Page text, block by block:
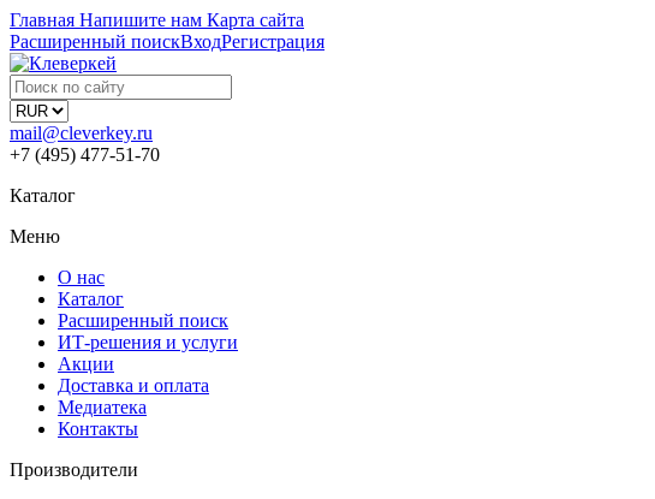
Главная Напишите нам Карта сайта
Расширенный поискВходРегистрация
mail@cleverkey.ru
+7 (495) 477-51-70
Каталог
Меню
О нас
Каталог
Расширенный поиск
ИТ-решения и услуги
Акции
Доставка и оплата
Медиатека
Контакты
Производители